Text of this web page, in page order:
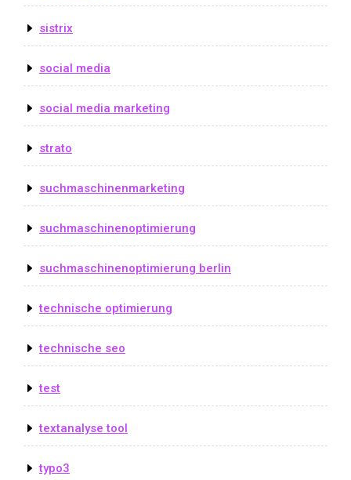
sistrix
social media
social media marketing
strato
suchmaschinenmarketing
suchmaschinenoptimierung
suchmaschinenoptimierung berlin
technische optimierung
technische seo
test
textanalyse tool
typo3